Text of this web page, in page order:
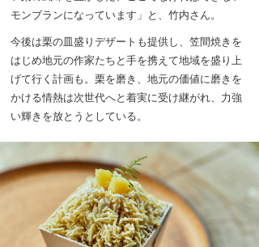
モンブランになっています」と、竹内さん。
今後は栗の皿盛りデザートも提供し、笠間焼きを
はじめ地元の作家たちと手を携えて地域を盛り上
げて行く計画も。栗を磨き、地元の価値に磨きを
かける情熱は次世代へと着実に受け継がれ、力強
い輝きを放とうとしている。